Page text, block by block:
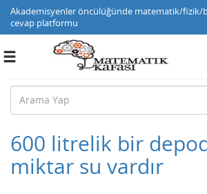
Akademisyenler öncülüğünde matematik/fizik/
cevap platformu
Toggle
600 litrelik bir
miktar su vardır